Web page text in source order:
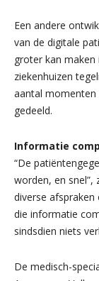
Een andere
van de digitale
groter kan
ziekenhuizen
aantal momenten
gedeeld.
Informatie
“De
worden, en snel”,
diverse
die informatie
sindsdien niets
De medisch-